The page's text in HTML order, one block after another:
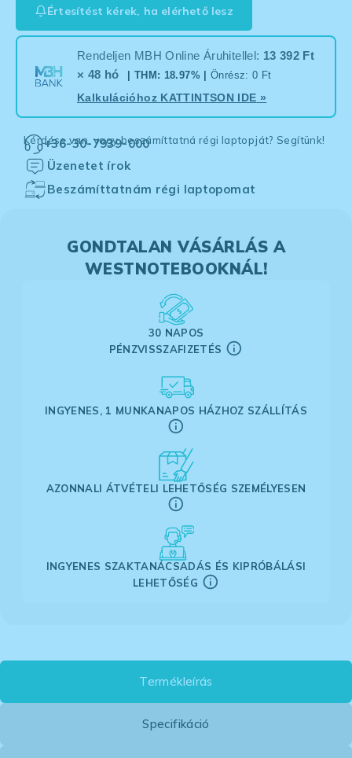
Értesítést kérek, ha elérhető lesz
Rendeljen MBH Online Áruhitellel: 13 392 Ft
× 48 hó
| THM: 18.97% | Önrész: 0 Ft
Kalkulációhoz KATTINTSON IDE »
Kérdése van, vagy beszámíttatná régi laptopját? Segítünk!
+36-30-7939-000
Üzenetet írok
Beszámíttatnám régi laptopomat
GONDTALAN VÁSÁRLÁS A
WESTNOTEBOOKNÁL!
30 NAPOS
PÉNZVISSZAFIZETÉS
INGYENES, 1 MUNKANAPOS HÁZHOZ SZÁLLÍTÁS
AZONNALI ÁTVÉTELI LEHETŐSÉG SZEMÉLYESEN
INGYENES SZAKTANÁCSADÁS ÉS KIPRÓBÁLÁSI
LEHETŐSÉG
Termékleírás
Specifikáció